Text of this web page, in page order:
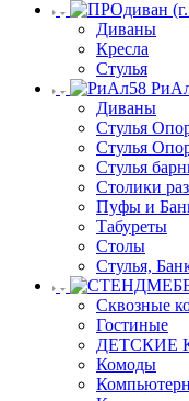
Диваны
Кресла
Стулья
Диваны
Стулья
Стулья
Стулья
Столики
Пуфы и
Табуреты
Столы
Стулья,
Сквозные
Гостиные
ДЕТСКИЕ
Комоды